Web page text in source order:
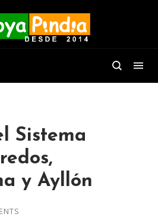
Sistema
y Ayllón